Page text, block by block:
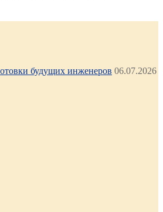
будущих инженеров 06.07.2026